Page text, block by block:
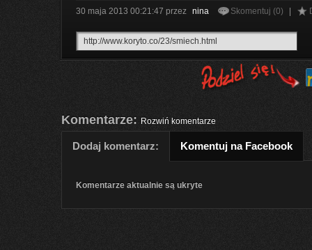
30 maja 2013 00:21:47 przez nina Skomentuj (0)
Komentarze: Rozwiń komentarze
Dodaj komentarz: Komentuj na Facebook
Komentarze aktualnie są ukryte